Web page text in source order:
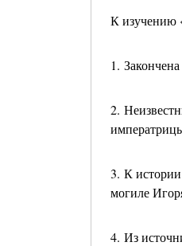
К изучению
1.
2.
3. К
могиле
4. Из